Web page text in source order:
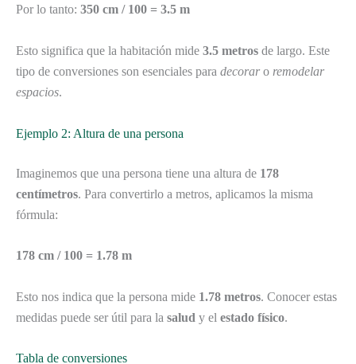
Por lo tanto: 350 cm / 100 = 3.5 m
Esto significa que la habitación mide 3.5 metros de largo. Este
tipo de conversiones son esenciales para decoraro remodelar
espacios.
Ejemplo 2: Altura de una persona
Imaginemos que una persona tiene una altura de 178
centímetros. Para convertirlo a metros, aplicamos la misma
fórmula:
178 cm / 100 = 1.78 m
Esto nos indica que la persona mide 1.78 metros. Conocer estas
medidas puede ser útil para la salud y el estado físico.
Tabla de conversiones